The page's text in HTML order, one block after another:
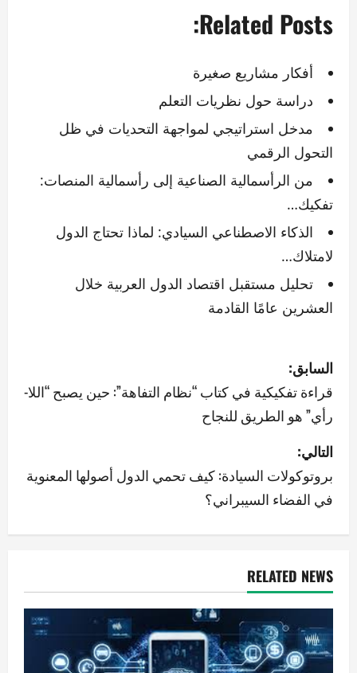
Related Posts:
أفكار مشاريع صغيرة
دراسة حول نظريات التعلم
مدخل استراتيجي لمواجهة التحديات في ظل
التحول الرقمي
من الرأسمالية الصناعية إلى رأسمالية المنصات:
تفكيك…
الذكاء الاصطناعي السيادي: لماذا تحتاج الدول
لامتلاك…
تحليل مستقبل اقتصاد الدول العربية خلال
العشرين عامًا القادمة
ت
ص
فّ
ح
ا
ل
ق
ا
ل
السابق:
قراءة تفكيكية في كتاب “نظام التفاهة”: حين يصبح “اللا-
رأي” هو الطريق للنجاح
التالي:
بروتوكولات السيادة: كيف تحمي الدول أصولها المعنوية
في الفضاء السيبراني؟
RELATED NEWS